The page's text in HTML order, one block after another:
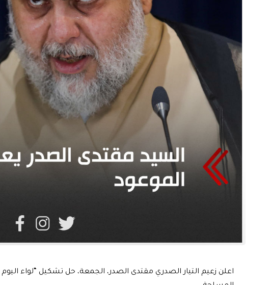
اعلن زعيم التيار الصدري مقتدى الصدر، الجمعة، حل تشكيل “لواء